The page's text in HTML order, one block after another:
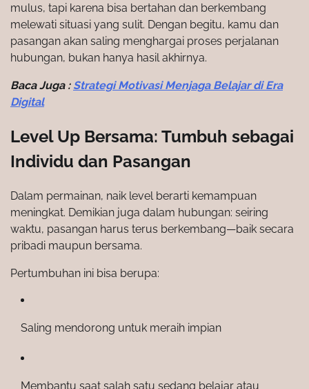
mulus, tapi karena bisa bertahan dan berkembang
melewati situasi yang sulit. Dengan begitu, kamu dan
pasangan akan saling menghargai proses perjalanan
hubungan, bukan hanya hasil akhirnya.
Baca Juga : Strategi Motivasi Menjaga Belajar di Era
Digital
Level Up Bersama: Tumbuh sebagai
Individu dan Pasangan
Dalam permainan, naik level berarti kemampuan
meningkat. Demikian juga dalam hubungan: seiring
waktu, pasangan harus terus berkembang—baik secara
pribadi maupun bersama.
Pertumbuhan ini bisa berupa:
Saling mendorong untuk meraih impian
Membantu saat salah satu sedang belajar atau